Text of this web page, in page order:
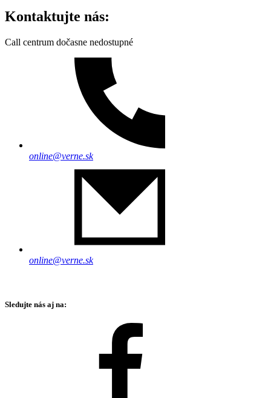
Kontaktujte nás:
Call centrum dočasne nedostupné
online@verne.sk
online@verne.sk
Sledujte nás aj na: